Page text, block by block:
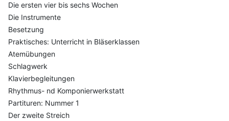
Die ersten vier bis sechs Wochen
Die Instrumente
Besetzung
Praktisches: Unterricht in Bläserklassen
Atemübungen
Schlagwerk
Klavierbegleitungen
Rhythmus- nd Komponierwerkstatt
Partituren: Nummer 1
Der zweite Streich